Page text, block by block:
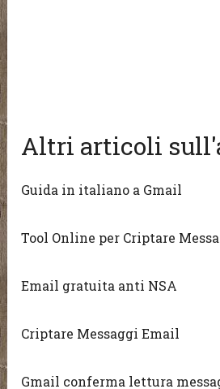
Altri articoli
Guida in italiano a Gmail
Tool Online per Criptare
Email gratuita anti NSA
Criptare Messaggi Email
Gmail conferma lettura